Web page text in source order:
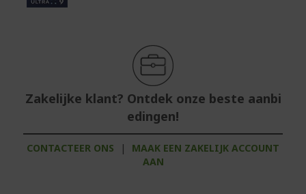
Zakelijke klant? Ontdek onze beste aanbi
edingen!
CONTACTEER ONS |
MAAK EEN ZAKELIJK ACCOUNT
AAN